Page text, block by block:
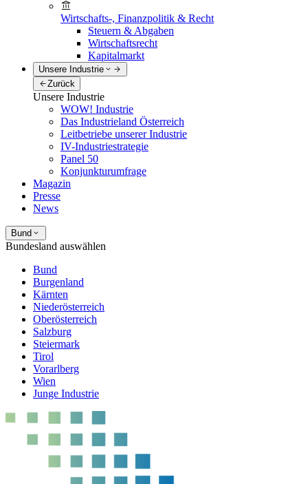
Wirtschafts-, Finanzpolitik & Recht
Steuern & Abgaben
Wirtschaftsrecht
Kapitalmarkt
Unsere Industrie
Zurück
Unsere Industrie
WOW! Industrie
Das Industrieland Österreich
Leitbetriebe unserer Industrie
IV-Industriestrategie
Panel 50
Konjunkturumfrage
Magazin
Presse
News
Bund
Bundesland auswählen
Bund
Burgenland
Kärnten
Niederösterreich
Oberösterreich
Salzburg
Steiermark
Tirol
Vorarlberg
Wien
Junge Industrie